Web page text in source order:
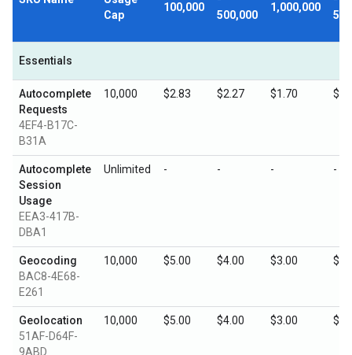
Cap
100,000
500,000
1,000,000
Essentials
Autocomplete
Requests
4EF4-B17C-
B31A
10,000 $2.83 $2.27 $1.70
Autocomplete
Session
Usage
EEA3-417B-
DBA1
Unlimited - - - -
Geocoding
BAC8-4E68-
E261
10,000 $5.00 $4.00 $3.00
Geolocation
51AF-D64F-
9ABD
10,000 $5.00 $4.00 $3.00